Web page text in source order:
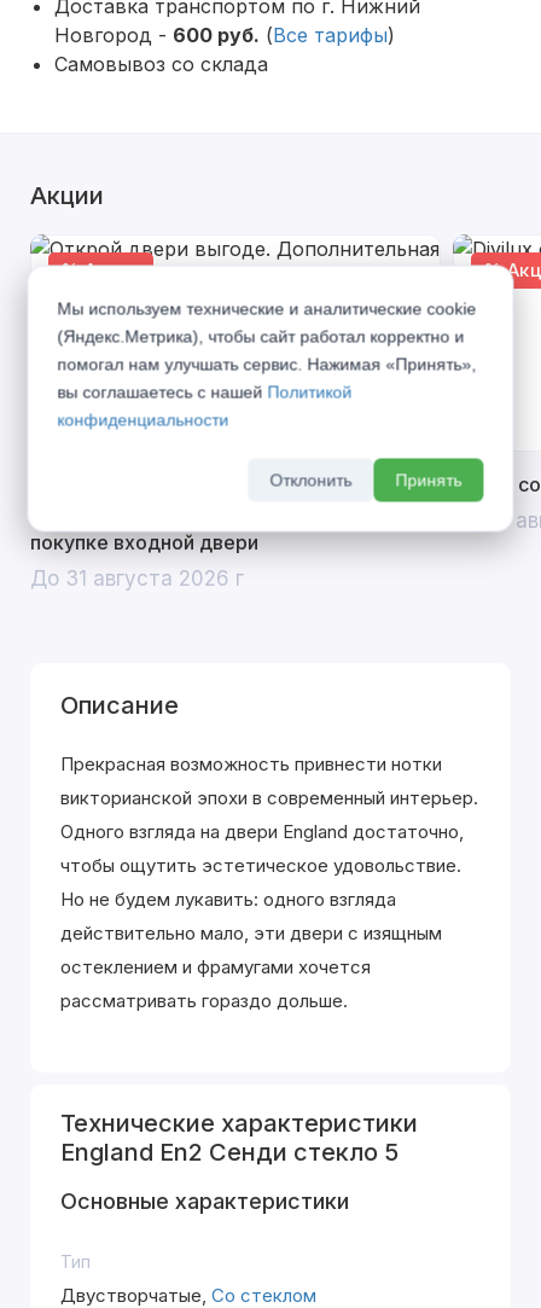
Доставка транспортом по г. Нижний
Новгород - 600 руб. (Все тарифы)
Самовывоз со склада
Акции
% Акция
Открой двери выгоде. Дополнительная
покупке входной двери
До 31 августа 2026 г
%
Divilux
До 31
Описание
Прекрасная возможность привнести нотки
викторианской эпохи в современный интерьер.
Одного взгляда на двери England достаточно,
чтобы ощутить эстетическое удовольствие.
Но не будем лукавить: одного взгляда
действительно мало, эти двери с изящным
остеклением и фрамугами хочется
рассматривать гораздо дольше.
Технические характеристики
England En2 Сенди стекло 5
Основные характеристики
Тип
Двустворчатые, Со стеклом
Мы используем технические и аналитические cookie
(Яндекс.Метрика), чтобы сайт работал корректно и
помогал нам улучшать сервис. Нажимая «Принять»,
вы соглашаетесь с нашей Политикой
конфиденциальности
Отклонить Принять